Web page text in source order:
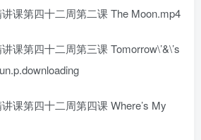
课第四十二周第二课 The Moon.mp4
课第四十二周第三课 Tomorrow\’&\’s
课第四十二周第四课 Where’s My